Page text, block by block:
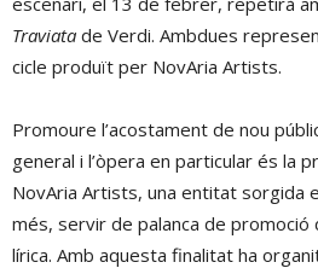
Traviata de Verdi. Ambdues
cicle produït per NovAria Artists.
Promoure l’acostament de nou
general i l’òpera en particular és la
NovAria Artists, una entitat sorgida
més, servir de palanca de promoció
lírica. Amb aquesta finalitat ha